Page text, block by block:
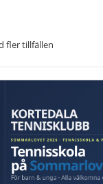
fler tillfällen